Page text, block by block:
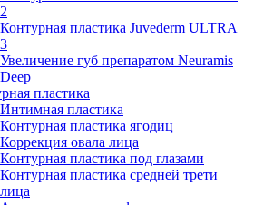
2
Контурная пластика Juvederm ULTRA
3
Увеличение губ препаратом Neuramis
Deep
пластика
Интимная пластика
Контурная пластика ягодиц
Коррекция овала лица
Контурная пластика под глазами
Контурная пластика средней трети
лица